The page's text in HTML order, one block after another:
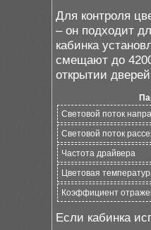
Для контроля
– он подходит
кабинка
смещают до
открытии
Световой поток
Световой поток
Частота драйвера
Цветовая
Коэффициент
Если кабинка